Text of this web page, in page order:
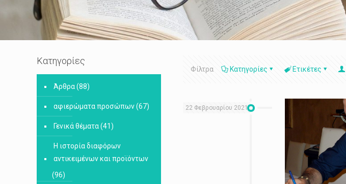
Φίλτρα Κατηγορίες Ετικέτες
22 Φεβρουαρίου 2021
Κατηγορίες
Άρθρα(88)
αφιερώματα προσώπων(67)
Γενικά θέματα(41)
Η ιστορία διαφόρων
αντικειμένων και προϊόντων
(96)